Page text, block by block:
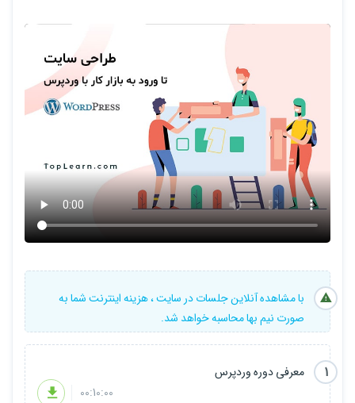
شاید بتوانیم به واقعیت بگوییم بله! وردپرس واقعاً عجیب و عالی است.
هزاران هزار قالب و افزونه برای آن توسعه داده شده است و هر امکانی که
اراده کنید ماژول آماده آن را خواهید یافت. با این روش می توانید بهترین
و عالی ترین سایت ها را بسازید. وردپرس از جوملاً خیلی بهتر توسعه
داده شده و نسبت به دیگر CMS ها نیز در اولویت قرار دارد.
با مشاهده آنلاین جلسات در سایت ، هزینه اینترنت شما به
صورت نیم بها محاسبه خواهد شد.
1
معرفی دوره وردپرس
00:10:00